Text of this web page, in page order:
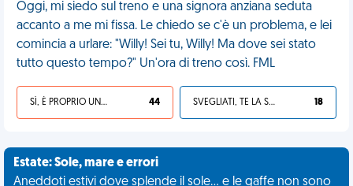
Oggi, mi siedo sul treno e una signora anziana seduta
accanto a me mi fissa. Le chiedo se c'è un problema, e lei
comincia a urlare: "Willy! Sei tu, Willy! Ma dove sei stato
tutto questo tempo?" Un'ora di treno così. FML
SÌ, È PROPRIO UNA VDM! 44 SVEGLIATI, TE LA SEI CERCATA! 18
Estate: Sole, mare e errori
Aneddoti estivi dove splende il sole... e le gaffe non sono